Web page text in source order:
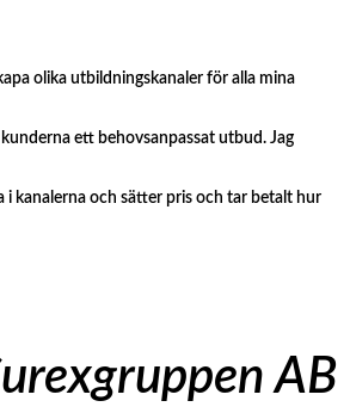
olika utbildningskanaler för alla mina
ett behovsanpassat utbud. Jag
i kanalerna och sätter pris och tar betalt hur
AB